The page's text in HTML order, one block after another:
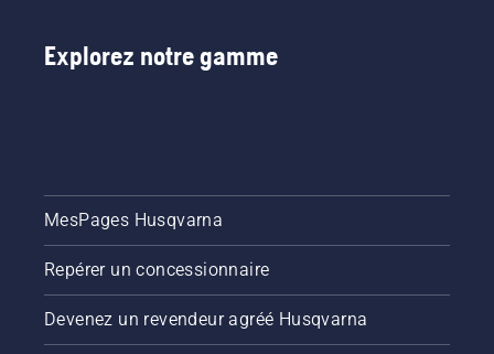
Explorez notre gamme
MesPages Husqvarna
Repérer un concessionnaire
Devenez un revendeur agréé Husqvarna